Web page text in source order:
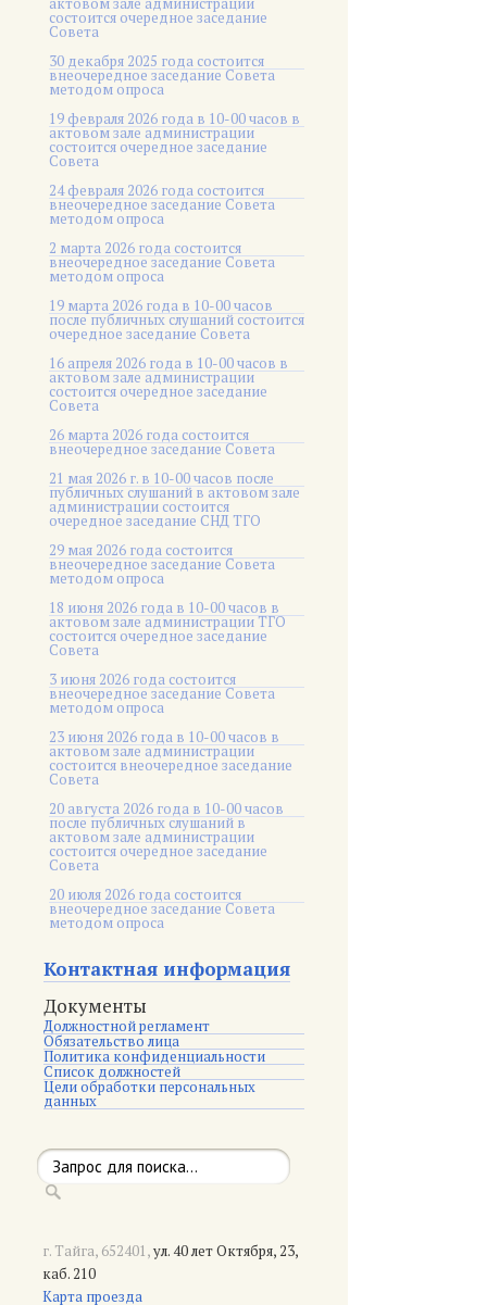
состоится очередное заседание
Совета
30 декабря 2025 года состоится
внеочередное заседание Совета
методом опроса
19 февраля 2026 года в 10-00 часов в
актовом зале администрации
состоится очередное заседание
Совета
24 февраля 2026 года состоится
внеочередное заседание Совета
методом опроса
2 марта 2026 года состоится
внеочередное заседание Совета
методом опроса
19 марта 2026 года в 10-00 часов
после публичных слушаний состоится
очередное заседание Совета
16 апреля 2026 года в 10-00 часов в
актовом зале администрации
состоится очередное заседание
Совета
26 марта 2026 года состоится
внеочередное заседание Совета
21 мая 2026 г. в 10-00 часов после
публичных слушаний в актовом зале
администрации состоится
очередное заседание СНД ТГО
29 мая 2026 года состоится
внеочередное заседание Совета
методом опроса
18 июня 2026 года в 10-00 часов в
актовом зале администрации ТГО
состоится очередное заседание
Совета
3 июня 2026 года состоится
внеочередное заседание Совета
методом опроса
23 июня 2026 года в 10-00 часов в
актовом зале администрации
состоится внеочередное заседание
Совета
20 августа 2026 года в 10-00 часов
после публичных слушаний в
актовом зале администрации
состоится очередное заседание
Совета
20 июля 2026 года состоится
внеочередное заседание Совета
методом опроса
Контактная информация
Документы
Должностной регламент
Обязательство лица
Политика конфиденциальности
Список должностей
Цели обработки персональных
данных
г. Тайга, 652401,ул. 40 лет Октября, 23,
каб. 210
Карта проезда